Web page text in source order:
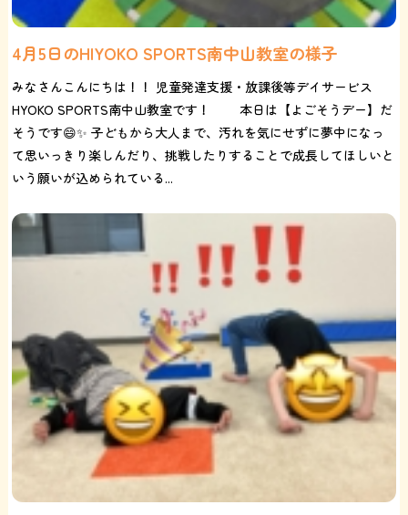
4月5日のHIYOKO SPORTS南中山教室の様子
みなさんこんにちは！！ 児童発達支援・放課後等デイサービス
HYOKO SPORTS南中山教室です！ 本日は【よごそうデー】だ
そうです😄✨ 子どもから大人まで、汚れを気にせずに夢中になっ
て思いっきり楽しんだり、挑戦したりすることで成長してほしいと
いう願いが込められている...